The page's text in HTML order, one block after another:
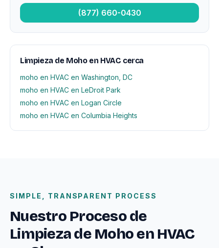
(877) 660-0430
Limpieza de Moho en HVAC cerca
moho en HVAC en Washington, DC
moho en HVAC en LeDroit Park
moho en HVAC en Logan Circle
moho en HVAC en Columbia Heights
SIMPLE, TRANSPARENT PROCESS
Nuestro Proceso de
Limpieza de Moho en HVAC